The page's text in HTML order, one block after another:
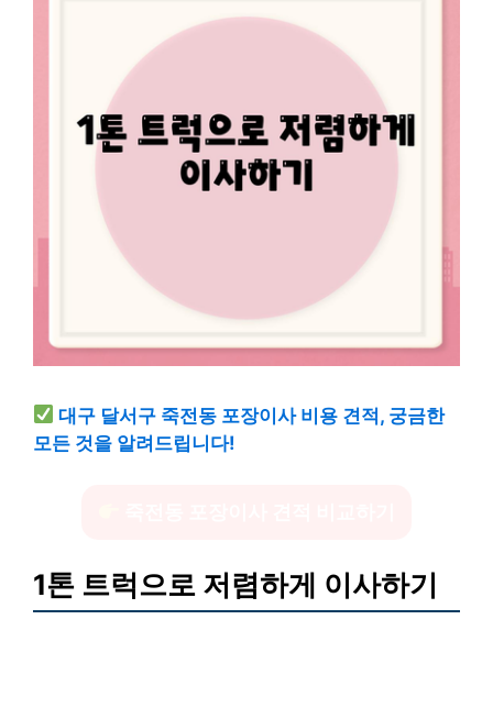
대구 달서구 죽전동 포장이사 비용 견적, 궁금한
모든 것을 알려드립니다!
1톤 트럭으로 저렴하게 이사하기